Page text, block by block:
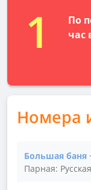
1
По
час
Номера
Большая баня
Парная:
Показать